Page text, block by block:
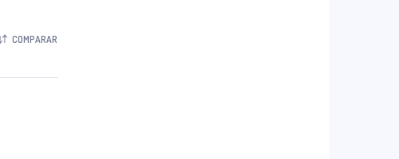
COMPARAR